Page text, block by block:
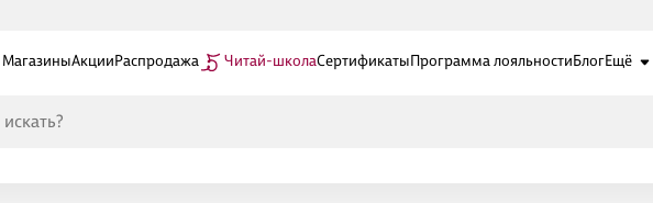
МагазиныАкцииРаспродажа Читай-школаСертификатыПрограмма лояльностиБлогЕщё